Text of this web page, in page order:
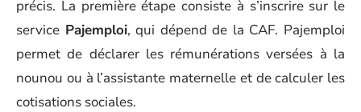
précis. La première étape consiste à s’inscrire sur le
service Pajemploi, qui dépend de la CAF. Pajemploi
permet de déclarer les rémunérations versées à la
nounou ou à l’assistante maternelle et de calculer les
cotisations sociales.